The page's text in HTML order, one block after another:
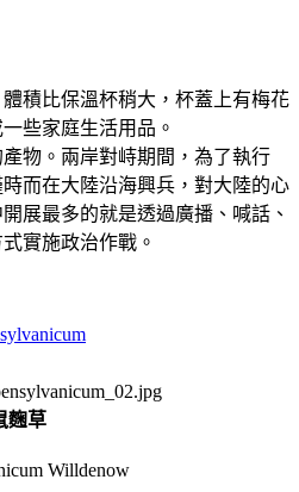
積比保溫杯稍大，杯蓋上有梅花
些家庭生活用品。
物。兩岸對峙期間，為了執行
時而在大陸沿海興兵，對大陸的心
展最多的就是透過廣播、喊話、
實施政治作戰。
麴草
Willdenow